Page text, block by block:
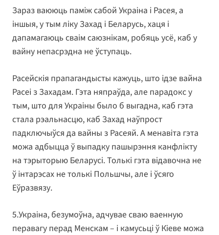
Зараз ваююць паміж сабой Украіна і Расея, а
іншыя, у тым ліку Захад і Беларусь, хаця і
дапамагаюць сваім саюзнікам, робяць усё, каб у
вайну непасрэдна не ўступаць.
Расейскія прапагандысты кажуць, што ідзе вайна
Расеі з Захадам. Гэта няпраўда, але парадокс у
тым, што для Украіны было б выгадна, каб гэта
стала рэальнасцю, каб Захад наўпрост
падключыўся да вайны з Расеяй. А менавіта гэта
можа адбыцца ў выпадку пашырэння канфлікту
на тэрыторыю Беларусі. Толькі гэта відавочна не
ў інтарэсах не толькі Польшчы, але і ўсяго
Еўразвязу.
5.Украіна, безумоўна, адчувае сваю ваенную
перавагу перад Менскам – і камусьці ў Кіеве можа